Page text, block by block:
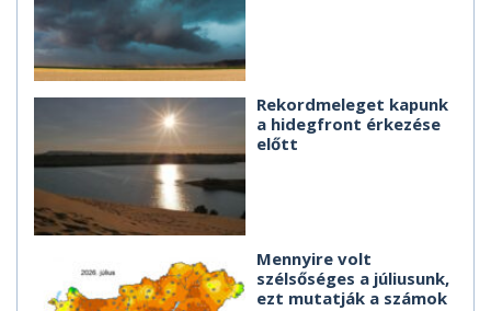
Rekordmeleget kapunk
a hidegfront érkezése
előtt
Mennyire volt
szélsőséges a júliusunk,
ezt mutatják a számok